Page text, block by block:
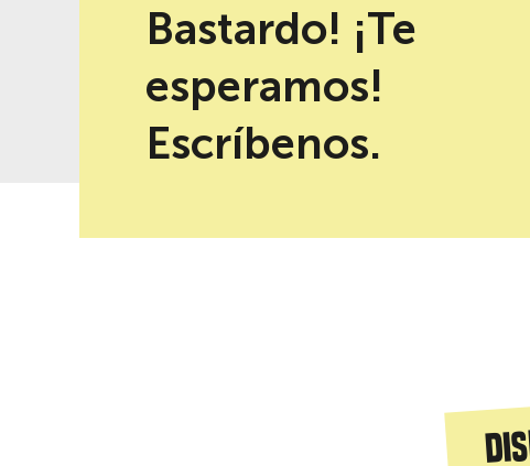
-10% de descuento al reservar en
Mejor precio garantizado
Bastardo! ¡Te
esperamos!
Escríbenos.